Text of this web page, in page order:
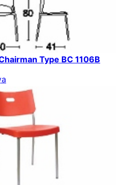
Type BC 1106B